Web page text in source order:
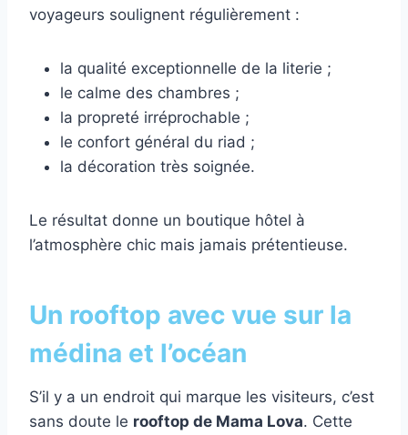
voyageurs soulignent régulièrement :
la qualité exceptionnelle de la literie ;
le calme des chambres ;
la propreté irréprochable ;
le confort général du riad ;
la décoration très soignée.
Le résultat donne un boutique hôtel à
l’atmosphère chic mais jamais prétentieuse.
Un rooftop avec vue sur la
médina et l’océan
S’il y a un endroit qui marque les visiteurs, c’est
sans doute le rooftop de Mama Lova. Cette